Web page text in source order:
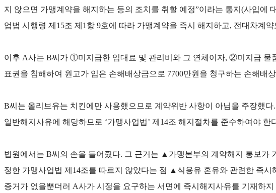
지 않으면 가맹계약을 해지하는 등의 조치를 취할 예정”이라는 통지(사입에
업법 시행령 제15조 제1항 9호에 따라 가맹계약을 즉시 해지하고, 전대차계
이후 A사는 B씨가 ①미지급한 임대료 및 관리비와 그 연체이자, ②미지급
표권을 침해하여 원고가 입은 손해배상금으로 7700만원을 청구하는 손해배
B씨는 올리브유는 치킨에만 사용했으므로 계약위반 사항이 아님을 주장했
일반해지사유에 해당하므로 ‘가맹사업법’ 제14조 해지절차를 준수하여야
법원에서는 B씨의 손을 들어줬다. 그 근거는 ▲가맹본부의 계약해지 통보가
정한 가맹사업법 제14조를 따르지 않았다는 점 ▲식용유 혼유와 관련한 즉
증거가 없을뿐더러 A사가 시정을 요구하는 서면에 즉시해지사유를 기재하